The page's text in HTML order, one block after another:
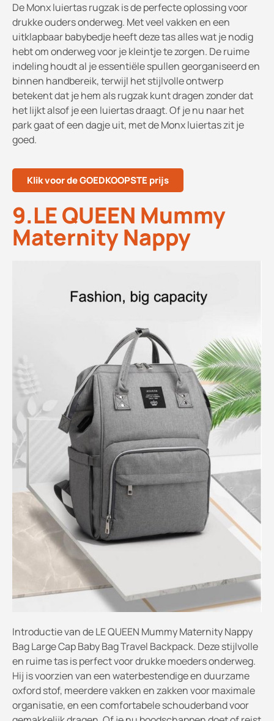
De Monx luiertas rugzak is de perfecte oplossing voor
drukke ouders onderweg. Met veel vakken en een
uitklapbaar babybedje heeft deze tas alles wat je nodig
hebt om onderweg voor je kleintje te zorgen. De ruime
indeling houdt al je essentiële spullen georganiseerd en
binnen handbereik, terwijl het stijlvolle ontwerp
betekent dat je hem als rugzak kunt dragen zonder dat
het lijkt alsof je een luiertas draagt. Of je nu naar het
park gaat of een dagje uit, met de Monx luiertas zit je
goed.
Klik voor de GOEDKOOPSTE prijs
9.LE QUEEN Mummy
Maternity Nappy
Introductie van de LE QUEEN Mummy Maternity Nappy
Bag Large Cap Baby Bag Travel Backpack. Deze stijlvolle
en ruime tas is perfect voor drukke moeders onderweg.
Hij is voorzien van een waterbestendige en duurzame
oxford stof, meerdere vakken en zakken voor maximale
organisatie, en een comfortabele schouderband voor